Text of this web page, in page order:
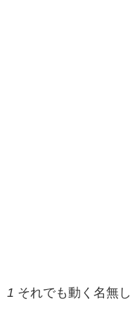
1 それでも動く名無し